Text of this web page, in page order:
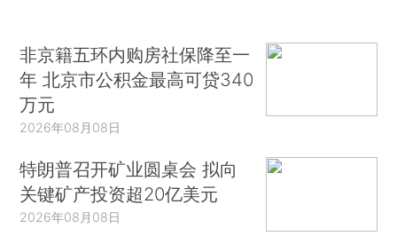
非京籍五环内购房社保降至一
年 北京市公积金最高可贷340
万元
2026年08月08日
特朗普召开矿业圆桌会 拟向
关键矿产投资超20亿美元
2026年08月08日